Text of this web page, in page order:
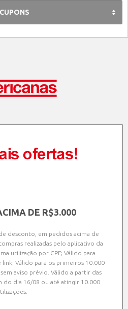
CUPONS
DE R$3.000
desconto, em pedidos acima de
realizadas pelo aplicativo da
utilização por CPF; Válido para
Válido para os primeiros 10.000
aviso prévio. Válido a partir das
do dia 16/08 ou até atingir 10.000